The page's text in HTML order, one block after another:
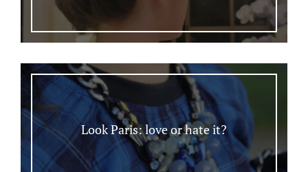
Look Paris: love or hate it?